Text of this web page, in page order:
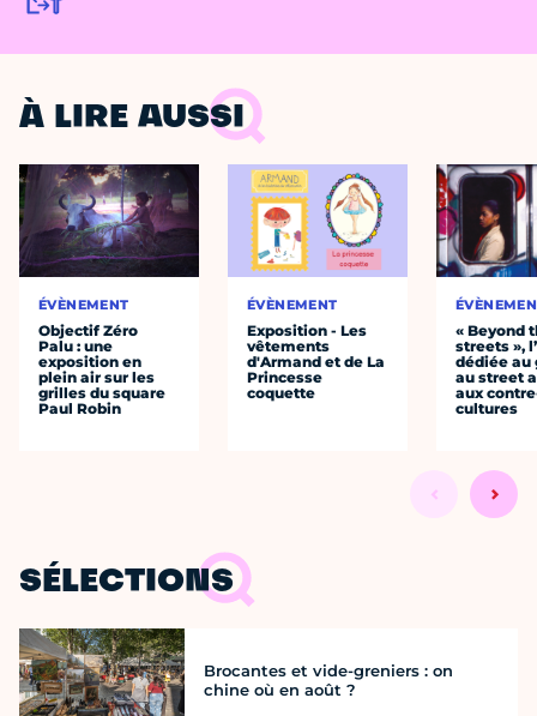
À LIRE AUSSI
ÉVÈNEMENT
Objectif Zéro
Palu : une
exposition en
plein air sur les
grilles du square
Paul Robin
ÉVÈNEMENT
Exposition - Les
vêtements
d'Armand et de La
Princesse
coquette
« Beyond
streets »,
dédiée au
au street
aux
cultures
SÉLECTIONS
Brocantes et vide-greniers : on
chine où en août ?